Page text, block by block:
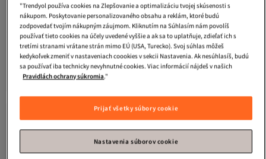
Nike
Pánske zelené šortky Park III
Dri Fit
5.0 ( 2)
Doručenie zdarma
29,
Nike Podprsenka W J SPT INDY ESS
Doručenie zdarma
"Trendyol používa cookies na Zlepšovanie a optimalizáciu tvojej skúsenosti s
nákupom. Poskytovanie personalizovaného obsahu a reklám, ktoré budú
zodpovedať tvojím nákupným záujmom. Kliknutím na Súhlasím nám povolíš
používať tieto cookies na účely uvedené vyššie a ak sa to uplatňuje, zdieľať ich s
tretími stranami vrátane strán mimo EÚ (USA, Turecko). Svoj súhlas môžeš
kedykoľvek zmeniť v nastaveniach coookies v sekcii Nastavenia. Ak nesúhlasíš, budú
sa používať iba technicky nevyhnutné cookies. Viac informácií nájdeš v našich
Pravidlách ochrany súkromia."
Prijať všetky súbory cookie
Nastavenia súborov cookie